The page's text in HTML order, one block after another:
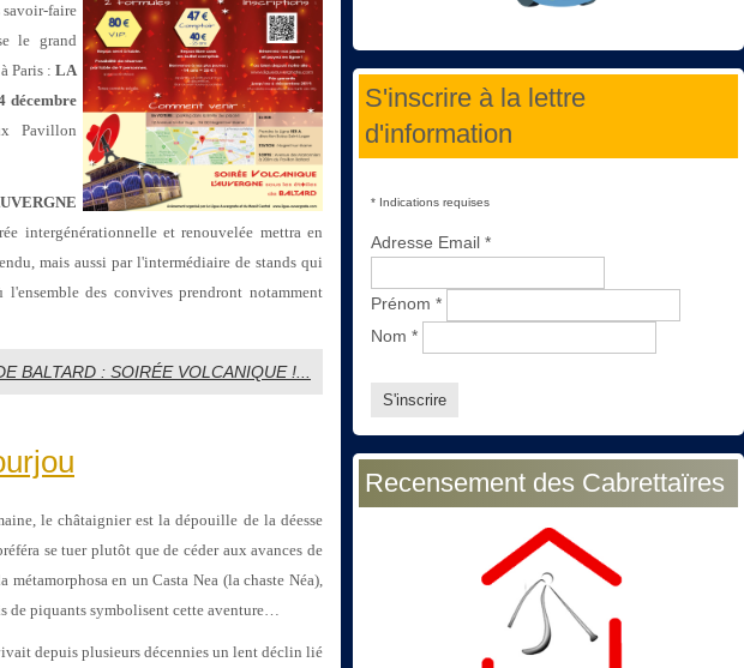
savoir-faire
le grand
Paris : LA
décembre
Pavillon
intergénérationnelle et renouvelée mettra en
mais aussi par l'intermédiaire de stands qui
des convives prendront notamment
BALTARD : SOIRÉE VOLCANIQUE !...
le châtaignier est la dépouille de la déesse
se tuer plutôt que de céder aux avances de
en un Casta Nea (la chaste Néa),
de piquants symbolisent cette aventure…
depuis plusieurs décennies un lent déclin lié
S'inscrire à la lettre
d'information
* Indications requises
Adresse Email *
Prénom *
Nom *
Recensement des Cabrettaïres